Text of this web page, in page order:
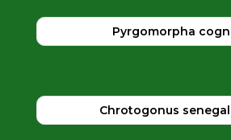
Pyrgomorpha
Chrotogonus